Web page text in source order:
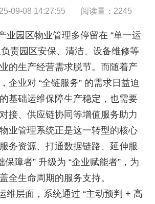
09-08 14:27:55 阅读量：2245
园区物业管理多停留在 “单一运
责园区安保、清洁、设备维修等
的生产经营需求脱节。而随着产
企业对 “全链服务” 的需求日益迫
基础运维保障生产稳定，也需要
接、供应链协同等增值服务助力
业管理系统正是这一转型的核心
务资源、打通数据链路、延伸服
保障者” 升级为 “企业赋能者”，为
全生命周期的服务支持。
层面，系统通过 “主动预判 + 高